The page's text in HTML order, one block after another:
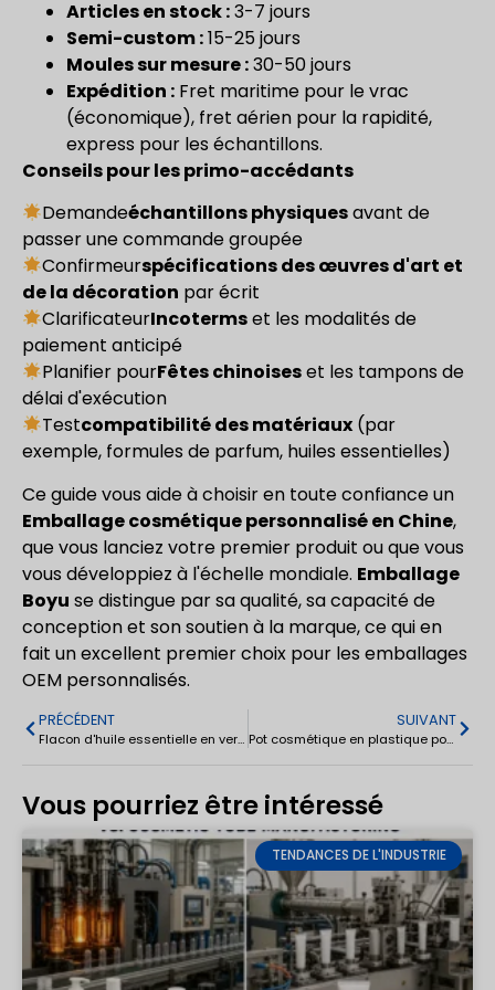
Articles en stock :3-7 jours
Semi-custom :15-25 jours
Moules sur mesure :30-50 jours
Expédition : Fret maritime pour le vrac
(économique), fret aérien pour la rapidité,
express pour les échantillons.
Conseils pour les primo-accédants
Demandeéchantillons physiquesavant de
passer une commande groupée
Confirmeurspécifications des œuvres d'art et
de la décoration par écrit
ClarificateurIncotermset les modalités de
paiement anticipé
Planifier pourFêtes chinoiseset les tampons de
délai d'exécution
Testcompatibilité des matériaux (par
exemple, formules de parfum, huiles essentielles)
Ce guide vous aide à choisir en toute confiance un
Emballage cosmétique personnalisé en Chine,
que vous lanciez votre premier produit ou que vous
vous développiez à l'échelle mondiale. Emballage
Boyu se distingue par sa qualité, sa capacité de
conception et son soutien à la marque, ce qui en
fait un excellent premier choix pour les emballages
OEM personnalisés.
PRÉCÉDENT
Flacon d'huile essentielle en verre avec bille roulante 15ml
SUIVANT
Pot cosmétique en plastique pour crème 5g/10g/30g/50g
Vous pourriez être intéressé
TENDANCES DE L'INDUSTRIE